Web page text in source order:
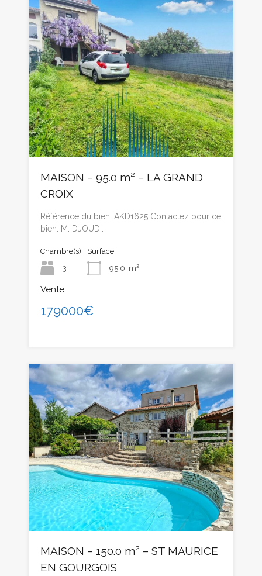
MAISON – 95.0 m² – LA GRAND
CROIX
Référence du bien: AKD1625 Contactez pour ce
bien: M. DJOUDI…
Chambre(s)
3
Surface
95.0 m²
Vente
179000€
MAISON – 150.0 m² – ST MAURICE
EN GOURGOIS